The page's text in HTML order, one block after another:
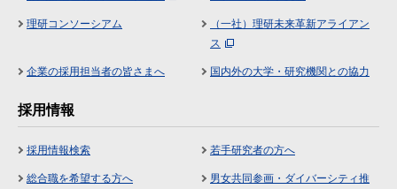
理研コンソーシアム
（一社）理研未来革新アライアン
ス
企業の採用担当者の皆さまへ 国内外の大学・研究機関との協力
採用情報
採用情報検索 若手研究者の方へ
総合職を希望する方へ
男女共同参画・ダイバーシティ推